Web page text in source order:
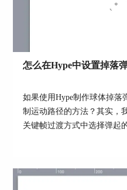
图3：填充
第三步，复制已经做好
怎么在Hype中设置掉落
如果使用Hype制作球体掉落
制运动路径的方法？其实，
关键帧过渡方式中选择弹起